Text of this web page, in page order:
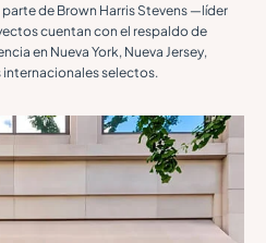
de Brown Harris Stevens —líder
cuentan con el respaldo de
en Nueva York, Nueva Jersey,
selectos.